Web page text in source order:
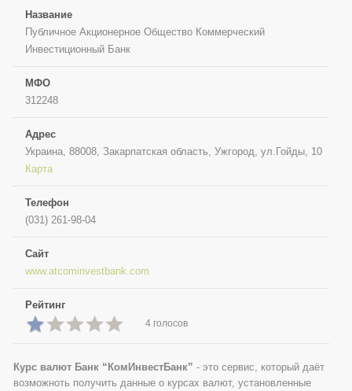
Название
Публичное Акционерное Общество Коммерческий
Инвестиционный Банк
МФО
312248
Адрес
Украина, 88008, Закарпатская область, Ужгород, ул.Гойды, 10
Карта
Телефон
(031) 261-98-04
Сайт
www.atcominvestbank.com
Рейтинг
4 голосов
Курс валют Банк “КомИнвестБанк” - это сервис, который даёт
возможноть получить данные о курсах валют, установленные